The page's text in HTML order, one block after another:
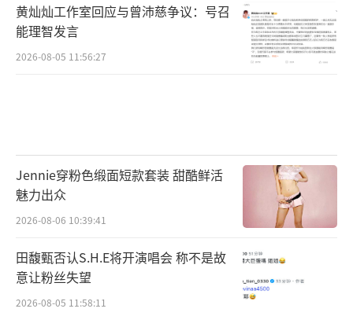
黄灿灿工作室回应与曾沛慈争议：号召
能理智发言
2026-08-05 11:56:27
Jennie穿粉色缎面短款套装 甜酷鲜活
魅力出众
2026-08-06 10:39:41
田馥甄否认S.H.E将开演唱会 称不是故
意让粉丝失望
2026-08-05 11:58:11